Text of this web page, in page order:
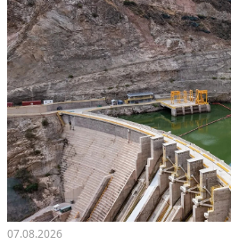
07.08.2026